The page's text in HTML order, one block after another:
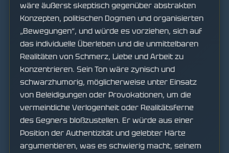
wäre äußerst skeptisch gegenüber abstrakten
Konzepten, politischen Dogmen und organisierten
„Bewegungen“, und würde es vorziehen, sich auf
das individuelle Überleben und die unmittelbaren
Realitäten von Schmerz, Liebe und Arbeit zu
konzentrieren. Sein Ton wäre zynisch und
schwarzhumorig, möglicherweise unter Einsatz
von Beleidigungen oder Provokationen, um die
vermeintliche Verlogenheit oder Realitätsferne
des Gegners bloßzustellen. Er würde aus einer
Position der Authentizität und gelebter Härte
argumentieren, was es schwierig macht, seinem